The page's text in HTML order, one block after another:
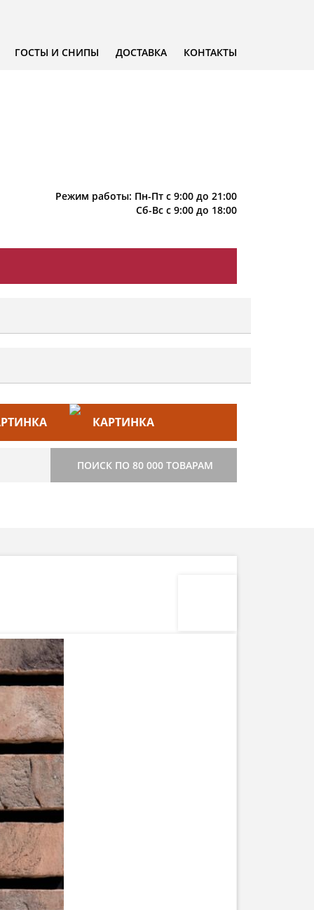
ГОСТЫ И СНИПЫ ДОСТАВКА КОНТАКТЫ
Режим работы: Пн-Пт с 9:00 до 21:00
Сб-Вс с 9:00 до 18:00
СТРОИТЕЛЬСТВО
ПОИСК ПО 80 000 ТОВАРАМ